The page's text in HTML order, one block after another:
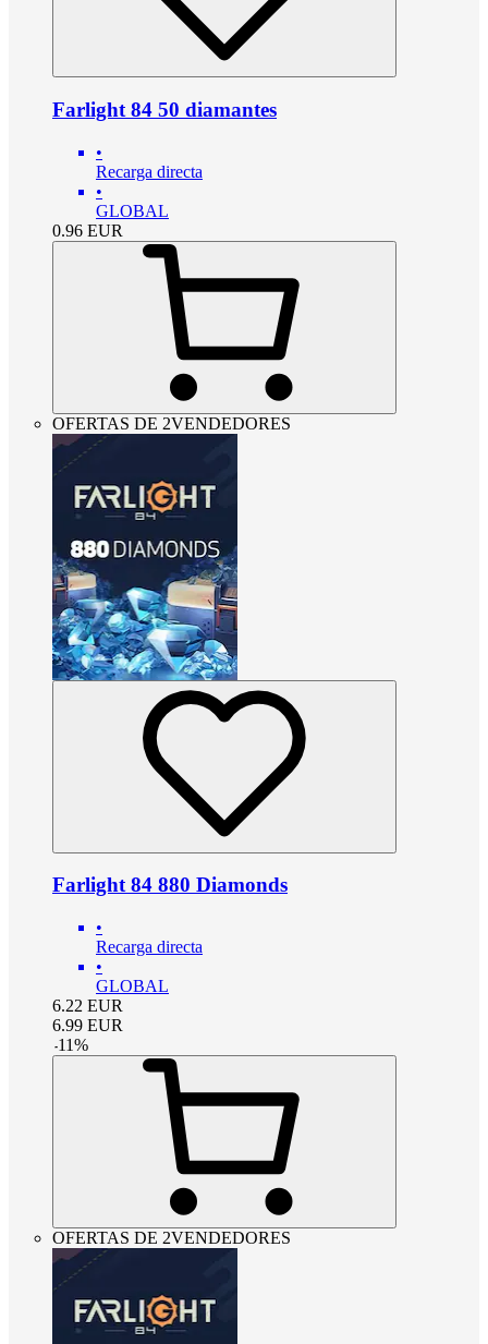
Farlight 84 50 diamantes
•
Recarga directa
•
GLOBAL
0.96 EUR
OFERTAS DE 2VENDEDORES
Farlight 84 880 Diamonds
•
Recarga directa
•
GLOBAL
6.22 EUR
6.99 EUR
-11%
OFERTAS DE 2VENDEDORES